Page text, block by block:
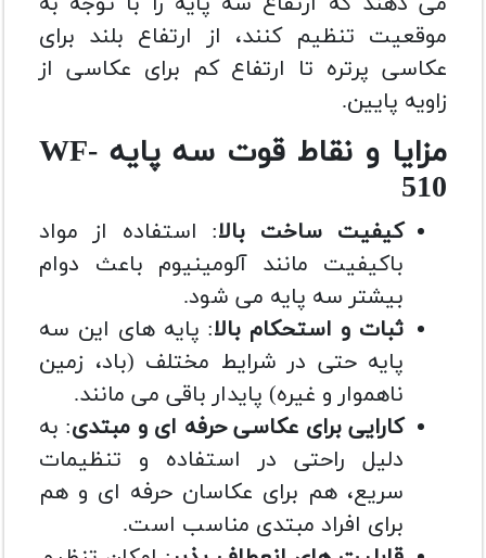
موقعیت تنظیم کنند، از ارتفاع بلند برای
عکاسی پرتره تا ارتفاع کم برای عکاسی از
زاویه پایین.
مزایا و نقاط قوت سه پایه WF-
510
کیفیت ساخت بالا: استفاده از مواد
باکیفیت مانند آلومینیوم باعث دوام
بیشتر سه پایه می شود.
ثبات و استحکام بالا: پایه های این سه
پایه حتی در شرایط مختلف (باد، زمین
ناهموار و غیره) پایدار باقی می مانند.
کارایی برای عکاسی حرفه ای و مبتدی: به
دلیل راحتی در استفاده و تنظیمات
سریع، هم برای عکاسان حرفه ای و هم
برای افراد مبتدی مناسب است.